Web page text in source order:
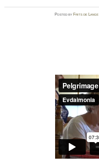
PostedbyFrits de Lange